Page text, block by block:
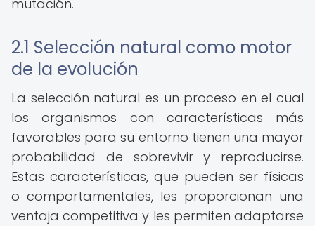
mutación.
2.1 Selección natural como motor
de la evolución
La selección natural es un proceso en el cual
los organismos con características más
favorables para su entorno tienen una mayor
probabilidad de sobrevivir y reproducirse.
Estas características, que pueden ser físicas
o comportamentales, les proporcionan una
ventaja competitiva y les permiten adaptarse